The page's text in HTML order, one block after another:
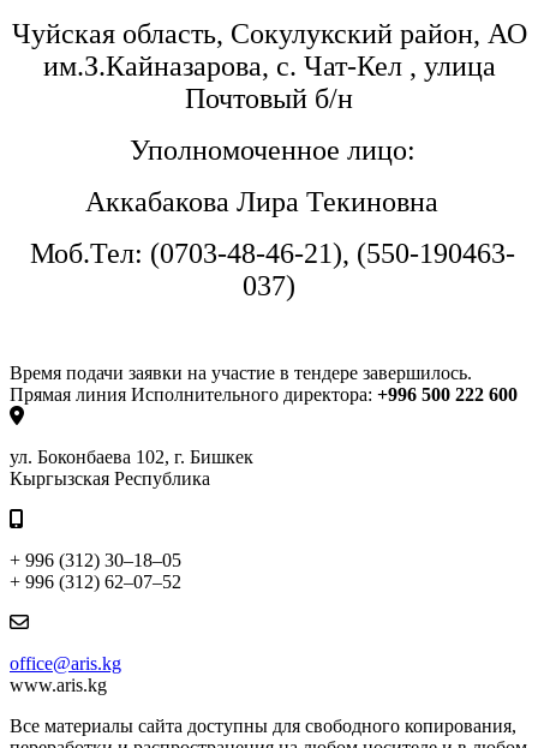
Чуйская область, Сокулукский район, АО
им.З.Кайназарова, с. Чат-Кел , улица
Почтовый б/н
Уполномоченное лицо:
Аккабакова Лира Текиновна
Моб.Тел: (0703-48-46-21), (550-190463-
037)
Время подачи заявки на участие в тендере завершилось.
Прямая линия Исполнительного директора: +996 500 222 600
ул. Боконбаева 102, г. Бишкек
Кыргызская Республика
+ 996 (312) 30–18–05
+ 996 (312) 62–07–52
office@aris.kg
www.aris.kg
Все материалы сайта доступны для свободного копирования,